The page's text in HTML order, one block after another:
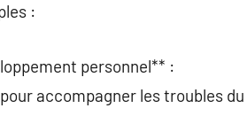
:
personnel** :
accompagner les troubles